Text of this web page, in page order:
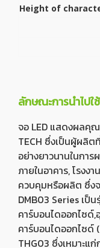
Height of
ลักษณะการนำไปใ
จอ LED แสดงผลคุ
TECH ซึ่งเป็นผู้ผลิ
อย่างยาวนานในการ
ภายในอาคาร, โรงง
ควบคุมหรือผลิต ซึ่ง
DMB03 Series เป็
คาร์บอนไดออกไซด์
คาร์บอนไดออกไซด์
THG03 ซึ่งเหมาะแ